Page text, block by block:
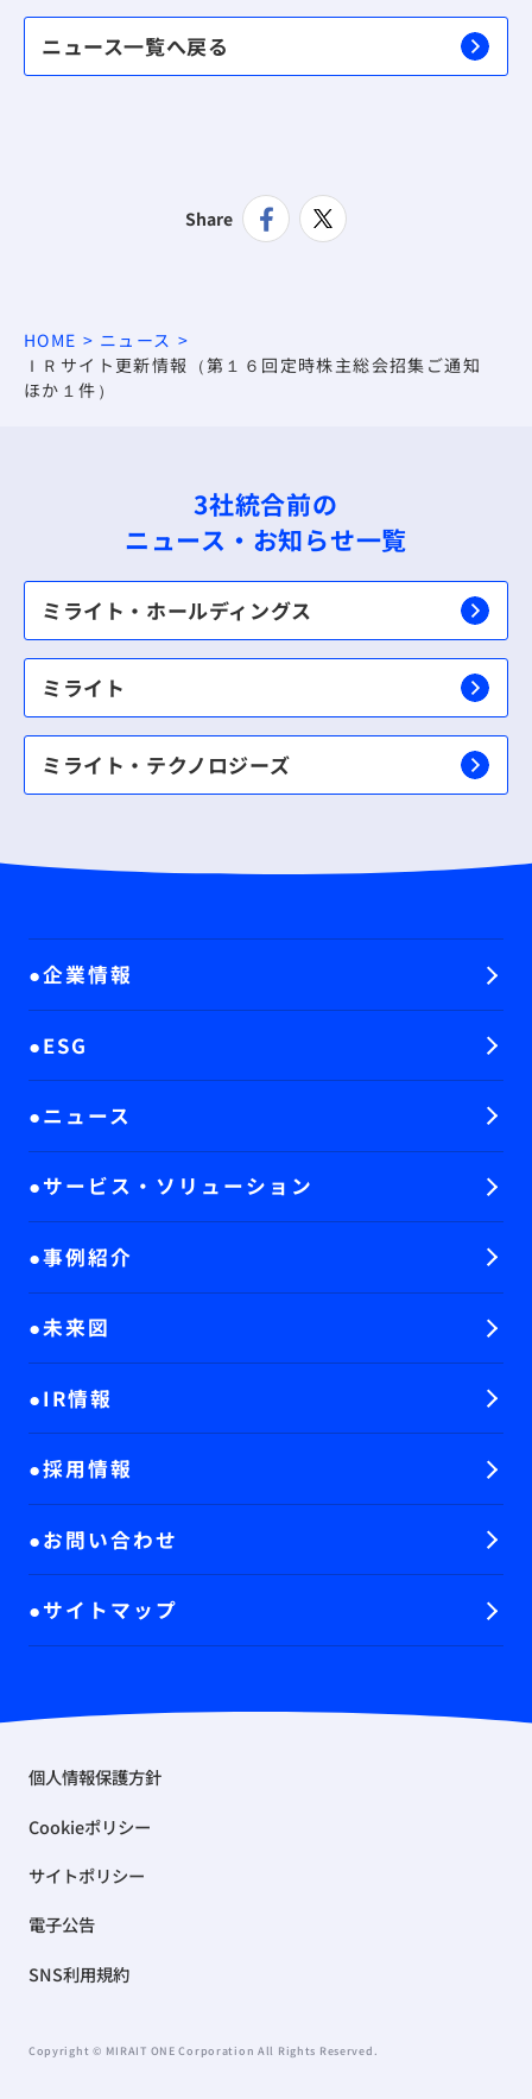
ニュース一覧へ戻る
Share
HOME
ニュース
ＩＲサイト更新情報（第１６回定時株主総会招集ご通知
ほか１件）
3社統合前の
ニュース・お知らせ一覧
ミライト・ホールディングス
ミライト
ミライト・テクノロジーズ
企業情報
ESG
ニュース
サービス・ソリューション
事例紹介
未来図
IR情報
採用情報
お問い合わせ
サイトマップ
個人情報保護方針
Cookieポリシー
サイトポリシー
電子公告
SNS利用規約
Copyright © MIRAIT ONE Corporation All Rights Reserved.